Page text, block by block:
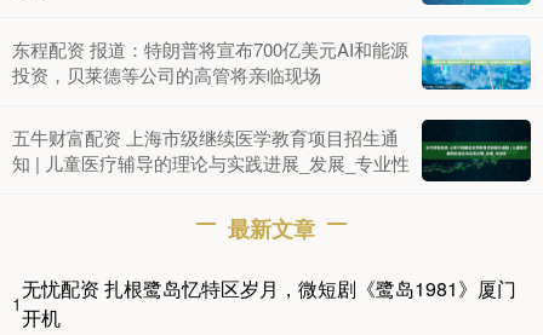
东程配资 报道：特朗普将宣布700亿美元AI和能源
投资，贝莱德等公司的高管将亲临现场
五牛财富配资 上海市级继续医学教育项目招生通
知 | 儿童医疗辅导的理论与实践进展_发展_专业性
最新文章
1
无忧配资 扎根鹭岛忆特区岁月，微短剧《鹭岛1981》厦门
开机